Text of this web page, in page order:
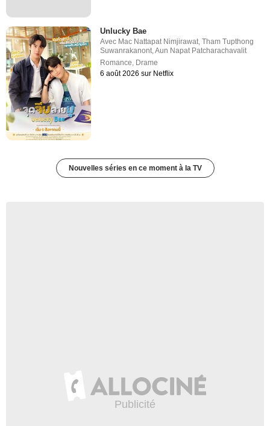
Unlucky Bae
Avec Mac Nattapat Nimjirawat,Tham Tupthong
Suwanrakanont,Aun Napat Patcharachavalit
Romance, Drame
6 août 2026 sur Netflix
Nouvelles séries en ce moment à la TV